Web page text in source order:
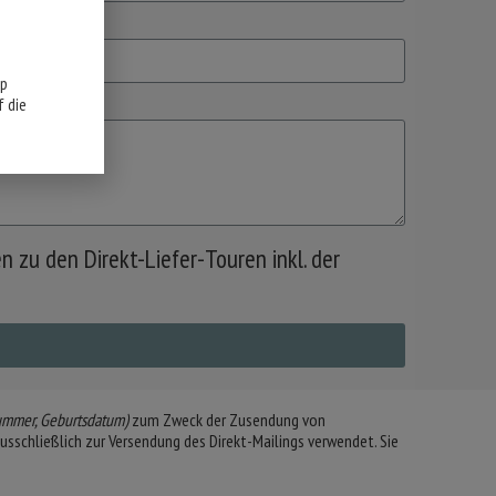
zu den Direkt-Liefer-Touren inkl. der
Geburtsdatum)zum Zweck der Zusendung von
zur Versendung des Direkt-Mailings verwendet. Sie
die